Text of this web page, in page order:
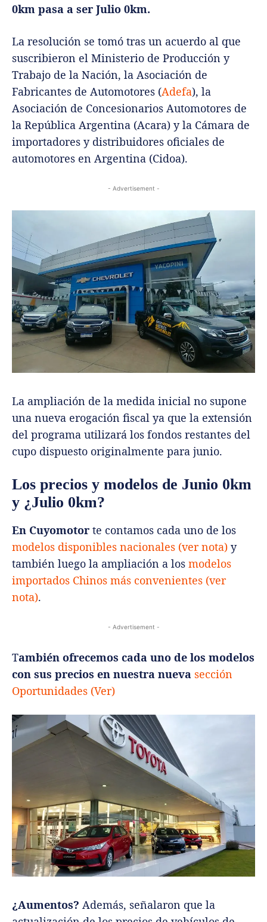
0km pasa a ser Julio 0km.
La resolución se tomó tras un acuerdo al que
suscribieron el Ministerio de Producción y
Trabajo de la Nación, la Asociación de
Fabricantes de Automotores (Adefa), la
Asociación de Concesionarios Automotores de
la República Argentina (Acara) y la Cámara de
importadores y distribuidores oficiales de
automotores en Argentina (Cidoa).
- Advertisement -
La ampliación de la medida inicial no supone
una nueva erogación fiscal ya que la extensión
del programa utilizará los fondos restantes del
cupo dispuesto originalmente para junio.
Los precios y modelos de Junio 0km
y ¿Julio 0km?
En Cuyomotor te contamos cada uno de los
modelos disponibles nacionales (ver nota) y
también luego la ampliación a los modelos
importados Chinos más convenientes (ver
nota).
- Advertisement -
También ofrecemos cada uno de los modelos
con sus precios en nuestra nueva sección
Oportunidades (Ver)
¿Aumentos? Además, señalaron que la